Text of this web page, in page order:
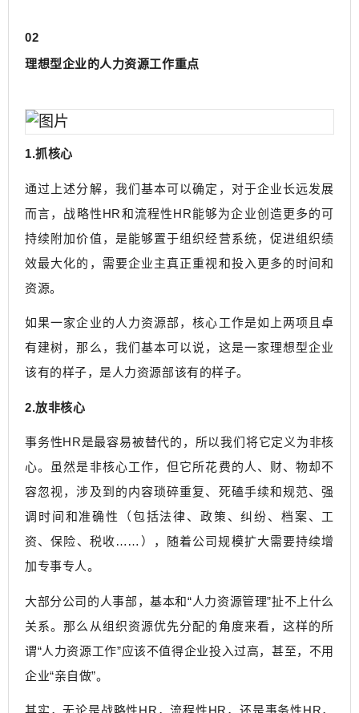
02
理想型企业的人力资源工作重点
1.抓核心
通过上述分解，我们基本可以确定，对于企业长远发展
而言，战略性HR和流程性HR能够为企业创造更多的可
持续附加价值，是能够置于组织经营系统，促进组织绩
效最大化的，需要企业主真正重视和投入更多的时间和
资源。
如果一家企业的人力资源部，核心工作是如上两项且卓
有建树，那么，我们基本可以说，这是一家理想型企业
该有的样子，是人力资源部该有的样子。
2.放非核心
事务性HR是最容易被替代的，所以我们将它定义为非核
心。虽然是非核心工作，但它所花费的人、财、物却不
容忽视，涉及到的内容琐碎重复、死磕手续和规范、强
调时间和准确性（包括法律、政策、纠纷、档案、工
资、保险、税收……），随着公司规模扩大需要持续增
加专事专人。
大部分公司的人事部，基本和“人力资源管理”扯不上什么
关系。那么从组织资源优先分配的角度来看，这样的所
谓“人力资源工作”应该不值得企业投入过高，甚至，不用
企业“亲自做”。